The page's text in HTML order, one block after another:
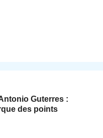
Guterres :
des points